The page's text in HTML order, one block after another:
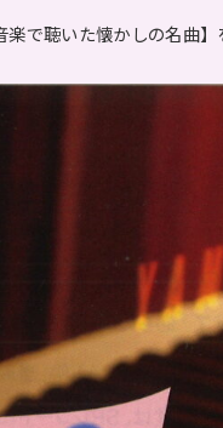
で聴いた懐かしの名曲